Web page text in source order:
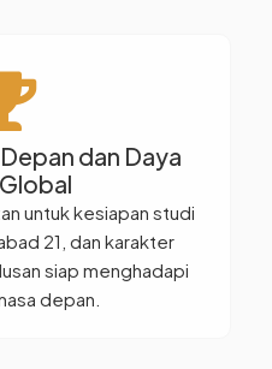
dan Daya
untuk kesiapan studi
21, dan karakter
siap menghadapi
depan.